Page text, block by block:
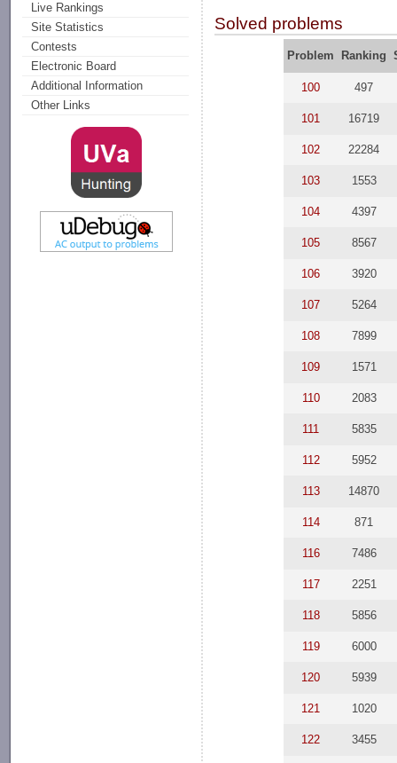
Live Rankings
Site Statistics
Contests
Electronic Board
Additional Information
Other Links
Solved problems
Problem Ranking
100 497
101 16719
102 22284
103 1553
104 4397
105 8567
106 3920
107 5264
108 7899
109 1571
110 2083
111 5835
112 5952
113 14870
114 871
116 7486
117 2251
118 5856
119 6000
120 5939
121 1020
122 3455